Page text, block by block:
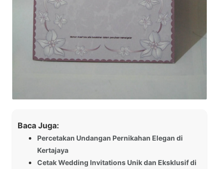
Baca Juga:
Percetakan Undangan Pernikahan Elegan di
Kertajaya
Cetak Wedding Invitations Unik dan Eksklusif di